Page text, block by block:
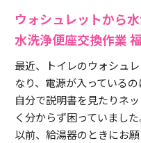
ウォシュレットから
水洗浄便座交換作業
最近、トイレのウォシュ
なり、電源が入っているの
自分で説明書を見たりネ
く分からず困っていました
以前、給湯器のときにお